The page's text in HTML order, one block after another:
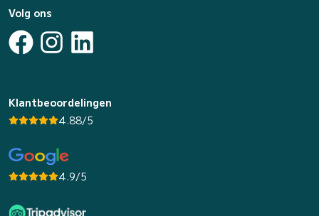
Volg ons
Klantbeoordelingen
4.88/5
4.9/5